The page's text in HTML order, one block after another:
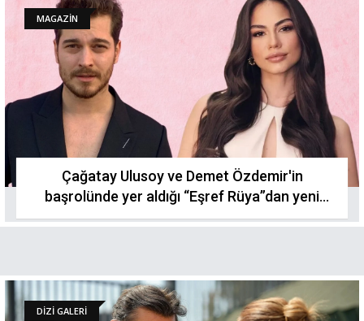
MAGAZİN
Çağatay Ulusoy ve Demet Özdemir'in
başrolünde yer aldığı “Eşref Rüya”dan yeni
detaylar!
DİZİ GALERİ